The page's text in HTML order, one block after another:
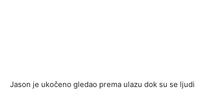
Jason je ukočeno gledao prema ulazu dok su se ljudi